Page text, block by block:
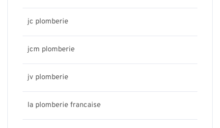
jc plomberie
jcm plomberie
jv plomberie
la plomberie francaise